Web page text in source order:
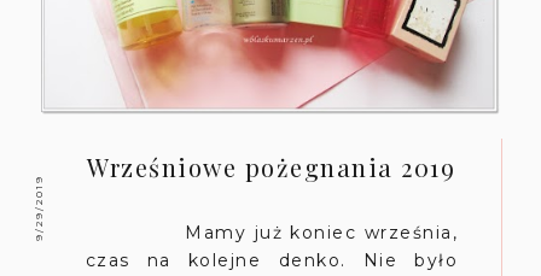
9/29/2019
Wrześniowe pożegnania 2019
Mamy już koniec września,
czas na kolejne denko. Nie było